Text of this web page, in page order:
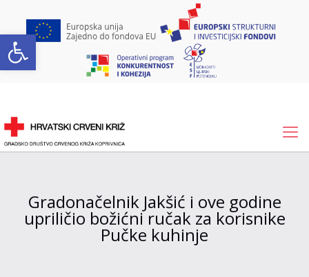
Open toolbar
Gradonačelnik Jakšić i ove godine
upriličio božićni ručak za korisnike
Pučke kuhinje